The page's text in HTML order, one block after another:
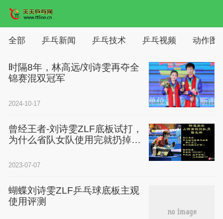
全部 乒乓新闻 乒乓技术 乒乓视频 动作图
时隔8年，林高远/刘诗雯再夺全
锦赛混双冠军
2024-10-17
曾经王者-刘诗雯ZLF底板试打，
为什么省队女队使用完就扔掉了
2023-07-07
蝴蝶刘诗雯ZLF乒乓球底板主观
使用评测